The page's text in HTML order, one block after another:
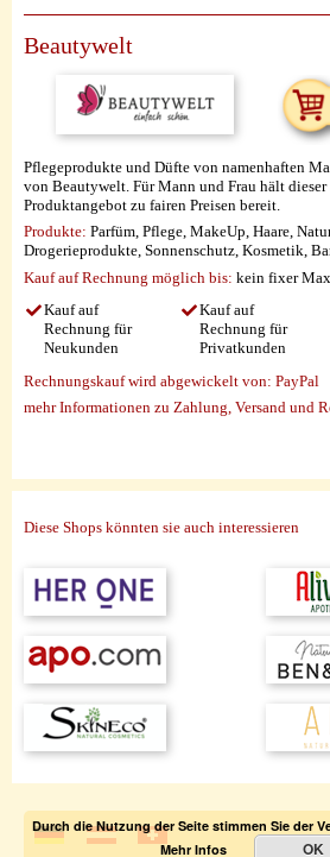
Beautywelt
Pflegeprodukte und Düfte von namenhaften
von Beautywelt. Für Mann und Frau hält
Produktangebot zu fairen Preisen bereit.
Produkte: Parfüm, Pflege, MakeUp, Haare,
Drogerieprodukte, Sonnenschutz, Kosmetik,
Kauf auf Rechnung möglich bis: kein fixer
Kauf auf
Rechnung für
Neukunden
Kauf auf
Rechnung für
Privatkunden
Rechnungskauf wird abgewickelt von: PayPal
mehr Informationen zu Zahlung, Versand und
Diese Shops könnten sie auch interessieren
Durch die Nutzung der Seite stimmen Sie der
Mehr Infos
OK